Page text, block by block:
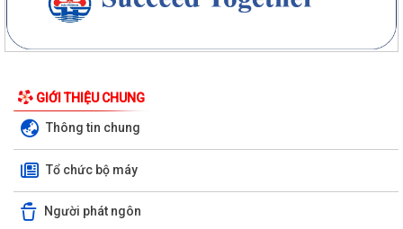
GIỚI THIỆU CHUNG
Thông tin chung
Tổ chức bộ máy
Người phát ngôn